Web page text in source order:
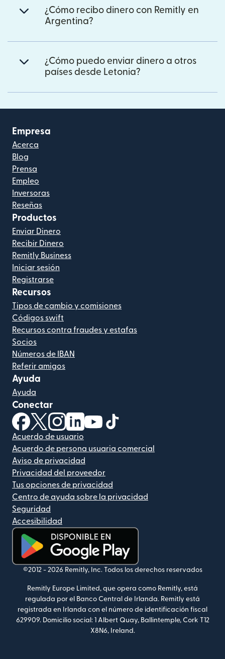
¿Cómo recibo dinero con Remitly en
Argentina?
¿Cómo puedo enviar dinero a otros
países desde Letonia?
Empresa
Acerca
Blog
Prensa
Empleo
Inversoras
Reseñas
Productos
Enviar Dinero
Recibir Dinero
Remitly Business
Iniciar sesión
Registrarse
Recursos
Tipos de cambio y comisiones
Códigos swift
Recursos contra fraudes y estafas
Socios
Números de IBAN
Referir amigos
Ayuda
Ayuda
Conectar
(se abre en una ventana nueva)
(se abre en una ventana nueva)
(se abre en una ventana nueva)
(se abre en una ventana nueva)
(se abre en una ventana nueva)
Acuerdo de usuario
Acuerdo de persona usuaria comercial
Aviso de privacidad
Privacidad del proveedor
Tus opciones de privacidad
Centro de ayuda sobre la privacidad
Seguridad
Accesibilidad
(se abre en una ventana nueva)
©2012 - 2026 Remitly, Inc. Todos los derechos reservados
Remitly Europe Limited, que opera como Remitly, está
regulada por el Banco Central de Irlanda. Remitly está
registrada en Irlanda con el número de identificación fiscal
629909. Domicilio social: 1 Albert Quay, Ballintemple, Cork T12
X8N6, Ireland.